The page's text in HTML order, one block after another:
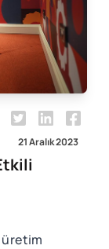
21 Aralık 2023
üretim